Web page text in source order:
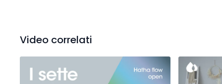
Video correlati